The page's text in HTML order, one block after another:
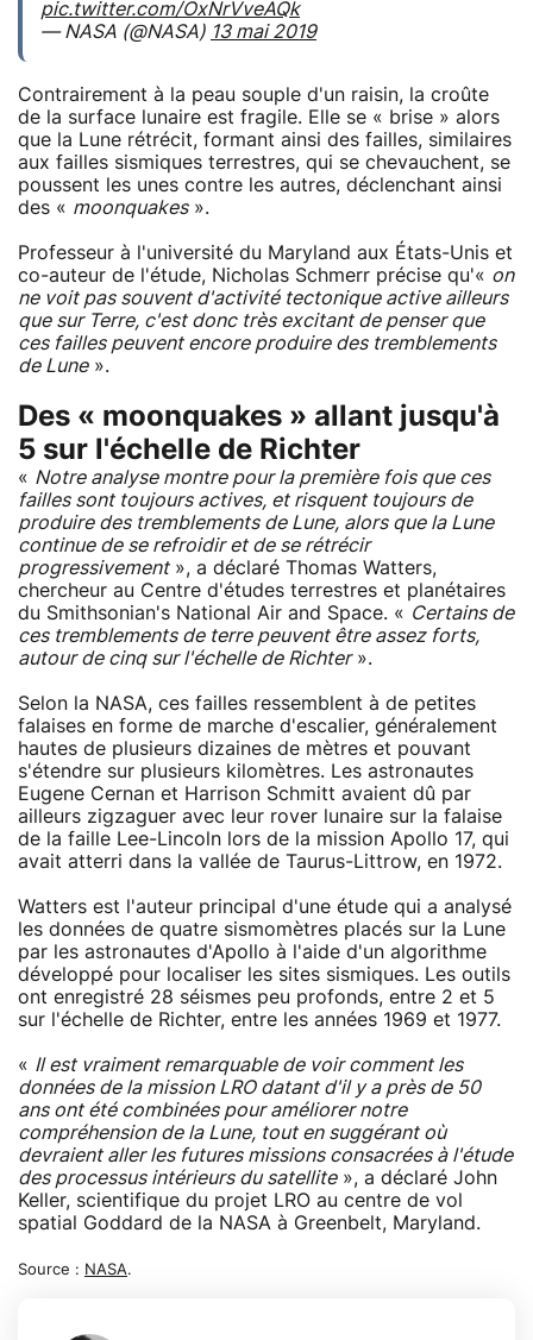
pic.twitter.com/OxNrVveAQk
— NASA (@NASA) 13 mai 2019
Contrairement à la peau souple d'un raisin, la croûte
de la surface lunaire est fragile. Elle se « brise » alors
que la Lune rétrécit, formant ainsi des failles, similaires
aux failles sismiques terrestres, qui se chevauchent, se
poussent les unes contre les autres, déclenchant ainsi
des « moonquakes».
Professeur à l'université du Maryland aux États-Unis et
co-auteur de l'étude, Nicholas Schmerr précise qu'« on
ne voit pas souvent d'activité tectonique active ailleurs
que sur Terre, c'est donc très excitant de penser que
ces failles peuvent encore produire des tremblements
de Lune».
Des « moonquakes » allant jusqu'à
5 sur l'échelle de Richter
« Notre analyse montre pour la première fois que ces
failles sont toujours actives, et risquent toujours de
produire des tremblements de Lune, alors que la Lune
continue de se refroidir et de se rétrécir
progressivement», a déclaré Thomas Watters,
chercheur au Centre d'études terrestres et planétaires
du Smithsonian's National Air and Space. « Certains de
ces tremblements de terre peuvent être assez forts,
autour de cinq sur l'échelle de Richter».
Selon la NASA, ces failles ressemblent à de petites
falaises en forme de marche d'escalier, généralement
hautes de plusieurs dizaines de mètres et pouvant
s'étendre sur plusieurs kilomètres. Les astronautes
Eugene Cernan et Harrison Schmitt avaient dû par
ailleurs zigzaguer avec leur rover lunaire sur la falaise
de la faille Lee-Lincoln lors de la mission Apollo 17, qui
avait atterri dans la vallée de Taurus-Littrow, en 1972.
Watters est l'auteur principal d'une étude qui a analysé
les données de quatre sismomètres placés sur la Lune
par les astronautes d'Apollo à l'aide d'un algorithme
développé pour localiser les sites sismiques. Les outils
ont enregistré 28 séismes peu profonds, entre 2 et 5
sur l'échelle de Richter, entre les années 1969 et 1977.
« Il est vraiment remarquable de voir comment les
données de la mission LRO datant d'il y a près de 50
ans ont été combinées pour améliorer notre
compréhension de la Lune, tout en suggérant où
devraient aller les futures missions consacrées à l'étude
des processus intérieurs du satellite», a déclaré John
Keller, scientifique du projet LRO au centre de vol
spatial Goddard de la NASA à Greenbelt, Maryland.
Source : NASA.